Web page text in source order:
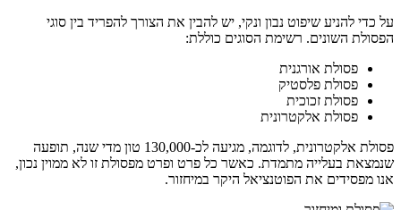
על כדי להניע שיפוט נבון ונקי, יש להבין את הצורך להפריד בין סוגי
הפסולת השונים. רשימת הסוגים כוללת:
פסולת אורגנית
פסולת פלסטיק
פסולת זכוכית
פסולת אלקטרונית
פסולת אלקטרונית, לדוגמה, מגיעה לכ-130,000 טון מדי שנה, תופעה
שנמצאת בעלייה מתמדת. כאשר כל פרט ופרט מפסולת זו לא ממוין נכון,
אנו מפסידים את הפוטנציאל היקר במיחזור.